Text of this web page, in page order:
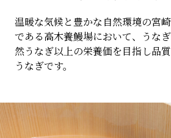
温暖な気候と豊かな自然環境の宮
である高木養鰻場において、うな
然うなぎ以上の栄養価を目指し品
うなぎです。